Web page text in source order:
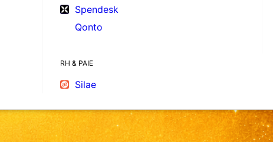
Spendesk
Qonto
RH & PAIE
Silae